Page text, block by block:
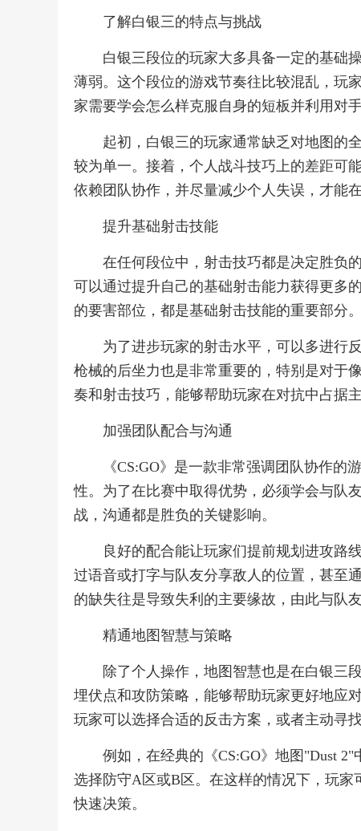
了解白银三的特点与挑战
白银三段位的玩家大多具备一定的基础
薄弱。这个段位的游戏节奏往比较混乱，玩
家需要学会怎么样克服自身的短板并利用对
起初，白银三的玩家通常缺乏对地图的
较为单一。接着，个人战斗技巧上的差距可
依赖团队协作，并尽量减少个人失误，才能
提升基础射击技能
在任何段位中，射击技巧都是决定胜负
可以通过提升自己的基础射击能力获得更多
的要害部位，都是基础射击技能的重要部分。
为了进步玩家的射击水平，可以多进行
枪械的后坐力也是非常重要的，特别是对于
奏和射击技巧，能够帮助玩家在对抗中占据主
加强团队配合与沟通
《CS:GO》是一款非常强调团队协作
性。为了在比赛中取得优势，必须学会与队
战，沟通都是胜负的关键影响。
良好的配合能让玩家们提前规划进攻路
过语音或打字与队友分享敌人的位置，甚至
的缺失往是导致失利的主要缘故，由此与队
精通地图智慧与策略
除了个人操作，地图智慧也是在白银三
埋伏点和攻防策略，能够帮助玩家更好地应
玩家可以选择合适的反击方案，或者主动寻找
例如，在经典的《CS:GO》地图"Dust
选择防守A区或B区。在这样的情况下，玩
快速决策。